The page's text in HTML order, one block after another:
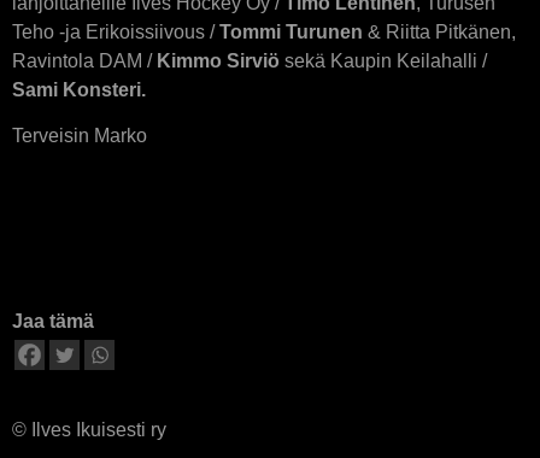
Teho -ja Erikoissiivous /Tommi Turunen & Riitta Pitkänen,
Ravintola DAM / Kimmo Sirviö sekä Kaupin Keilahalli /
Sami Konsteri.
Terveisin Marko
Jaa tämä
© Ilves Ikuisesti ry